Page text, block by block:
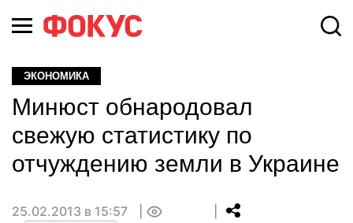
ЭКОНОМИКА
Минюст обнародовал
свежую статистику по
отчуждению земли в Украине
25.02.2013 в 15:57